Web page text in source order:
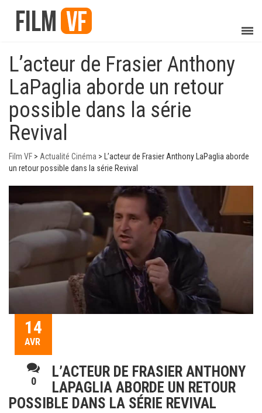
L’acteur de Frasier Anthony
LaPaglia aborde un retour
possible dans la série
Revival
Film VF > Actualité Cinéma >
L’acteur de Frasier Anthony LaPaglia aborde
un retour possible dans la série Revival
14
AVR
0
L’ACTEUR DE FRASIER ANTHONY
LAPAGLIA ABORDE UN RETOUR
POSSIBLE DANS LA SÉRIE REVIVAL